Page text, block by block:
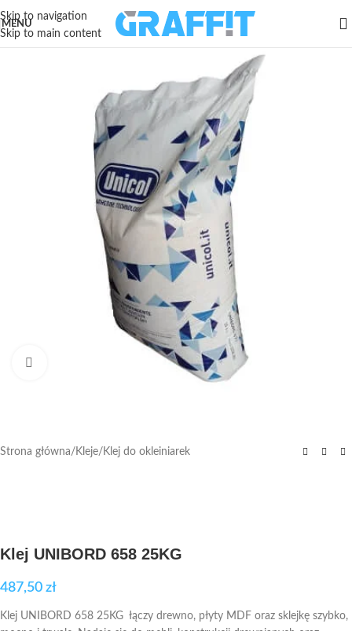
Skip to navigation
Skip to main content
MENU
Strona główna/ Kleje/ Klej do okleiniarek
Klej UNIBORD 658 25KG
487,50 zł
Klej UNIBORD 658 25KG łączy drewno, płyty MDF oraz sklejkę szybko,